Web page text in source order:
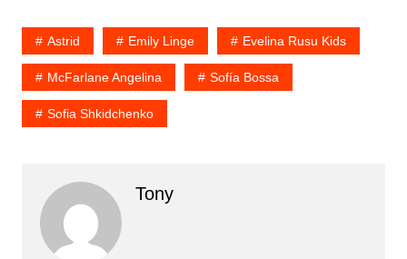
Astrid Emily Linge Evelina Rusu Kids
McFarlane Angelina Sofía Bossa
Sofia Shkidchenko
Tony